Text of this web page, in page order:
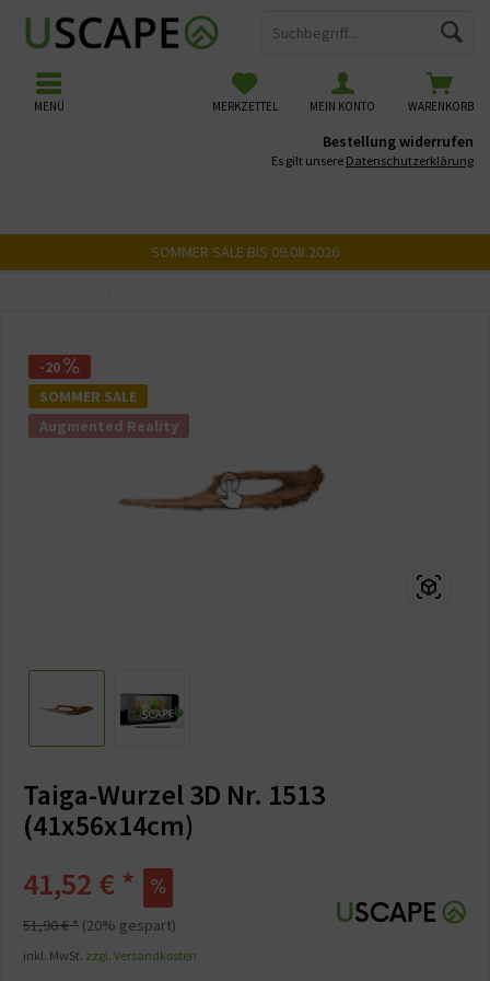
WARENKORB
MERKZETTEL MEIN KONTO
MENÜ
Bestellung widerrufen
Es gilt unsere Datenschutzerklärung
SOMMER SALE BIS 09.08.2026
-20
SOMMER SALE
Augmented Reality
Taiga-Wurzel 3D Nr. 1513
(41x56x14cm)
41,52 € *
51,90 € * (20% gespart)
inkl. MwSt. zzgl. Versandkosten